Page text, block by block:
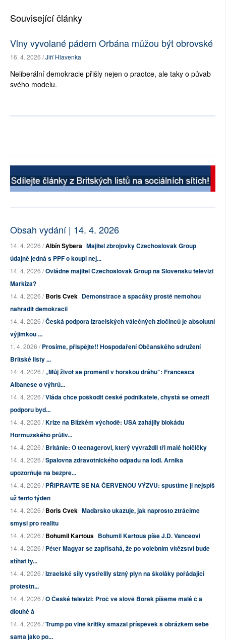
Související články
Vlny vyvolané pádem Orbána můžou být obrovské
16. 4. 2026 /Jiří Hlavenka
Neliberální demokracie přišly nejen o praotce, ale taky o půvab
svého modelu.
Obsah vydání | 14. 4. 2026
14. 4. 2026 /Albín Sybera Majitel zbrojovky Czechoslovak Group
údajně jedná s PPF o koupi nej...
14. 4. 2026 /Ovládne majitel Czechoslovak Group na Slovensku televizi
Markíza?
14. 4. 2026 /Boris Cvek Demonstrace a spacáky prostě nemohou
nahradit demokracii
14. 4. 2026 /Česká podpora izraelských válečných zločinců je absolutní
výjimkou ...
1. 4. 2026 /Prosíme, přispějte!! Hospodaření Občanského sdružení
Britské listy ...
14. 4. 2026 /„Můj život se proměnil v horskou dráhu“: Francesca
Albanese o výhrů...
14. 4. 2026 /Vláda chce poškodit české podnikatele, chystá se omezit
podporu byd...
14. 4. 2026 /Krize na Blízkém východě: USA zahájily blokádu
Hormuzského průliv...
14. 4. 2026 /Británie: O teenagerovi, který vyvraždil tři malé holčičky
14. 4. 2026 /Spalovna zdravotnického odpadu na lodi. Arnika
upozorňuje na bezpre...
14. 4. 2026 /PŘIPRAVTE SE NA ČERVENOU VÝZVU: spustíme ji nejspíš
už tento týden
14. 4. 2026 /Boris Cvek Maďarsko ukazuje, jak naprosto ztrácíme
smysl pro realitu
14. 4. 2026 /Bohumil Kartous Bohumil Kartous píše J.D. Vanceovi
14. 4. 2026 /Péter Magyar se zapřísahá, že po volebním vítězství bude
stíhat ty...
14. 4. 2026 /Izraelské síly vystřelily slzný plyn na školáky pořádající
protestn...
14. 4. 2026 /O České televizi: Proč ve slově Borek píšeme malé č a
dlouhé á
14. 4. 2026 /Trump po vlně kritiky smazal příspěvek s obrázkem sebe
sama jako po...